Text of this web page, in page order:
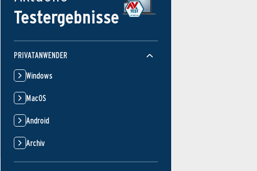
Testergebnisse
PRIVATANWENDER
Windows
MacOS
Android
Archiv